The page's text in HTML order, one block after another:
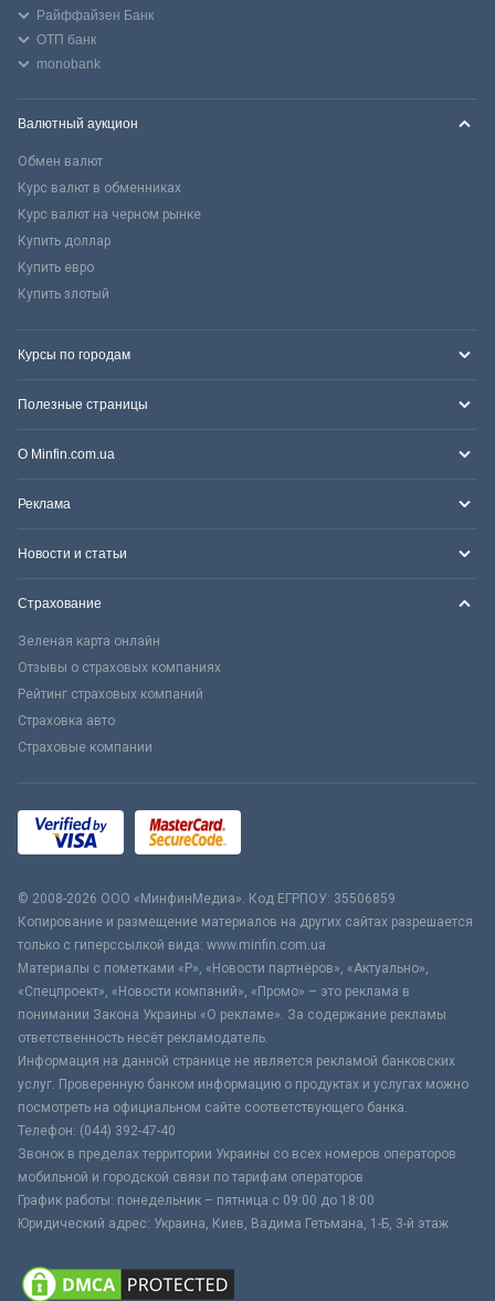
Райффайзен Банк
ОТП банк
monobank
Валютный аукцион
Обмен валют
Курс валют в обменниках
Курс валют на черном рынке
Купить доллар
Купить евро
Купить злотый
Курсы по городам
Полезные страницы
О Minfin.com.ua
Реклама
Новости и статьи
Страхование
Зеленая карта онлайн
Отзывы о страховых компаниях
Рейтинг страховых компаний
Страховка авто
Страховые компании
© 2008-2026 ООО «МинфинМедиа». Код ЕГРПОУ: 35506859
Копирование и размещение материалов на других сайтах разрешается
только с гиперссылкой вида: www.minfin.com.ua
Материалы с пометками «Р», «Новости партнёров», «Актуально»,
«Спецпроект», «Новости компаний», «Промо» – это реклама в
понимании Закона Украины «О рекламе». За содержание рекламы
ответственность несёт рекламодатель.
Информация на данной странице не является рекламой банковских
услуг. Проверенную банком информацию о продуктах и услугах можно
посмотреть на официальном сайте соответствующего банка.
Телефон: (044) 392-47-40
Звонок в пределах территории Украины со всех номеров операторов
мобильной и городской связи по тарифам операторов
График работы: понедельник – пятница с 09:00 до 18:00
Юридический адрес: Украина, Киев, Вадима Гетьмана, 1-Б, 3-й этаж